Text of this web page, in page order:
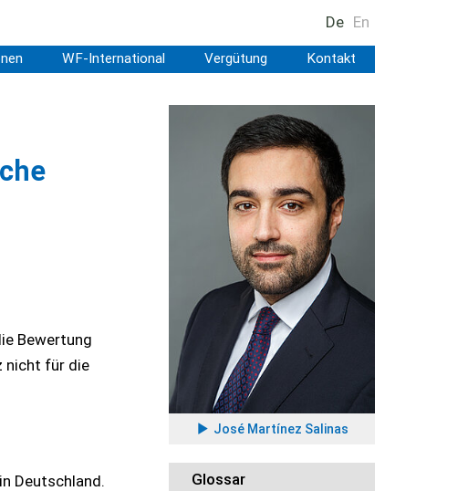
De En
WF-International Vergütung Kontakt
Bewertung
nicht für die
Deutschland.
José Martínez Salinas
Glossar